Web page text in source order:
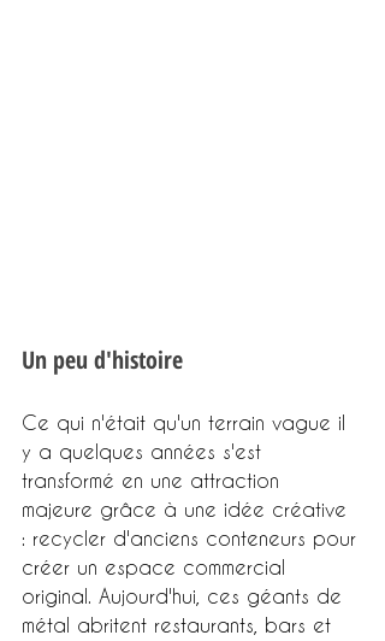
Un peu d'histoire
Ce qui n'était qu'un terrain vague il
y a quelques années s'est
transformé en une attraction
majeure grâce à une idée créative
: recycler d'anciens conteneurs pour
créer un espace commercial
original. Aujourd'hui, ces géants de
métal abritent restaurants, bars et